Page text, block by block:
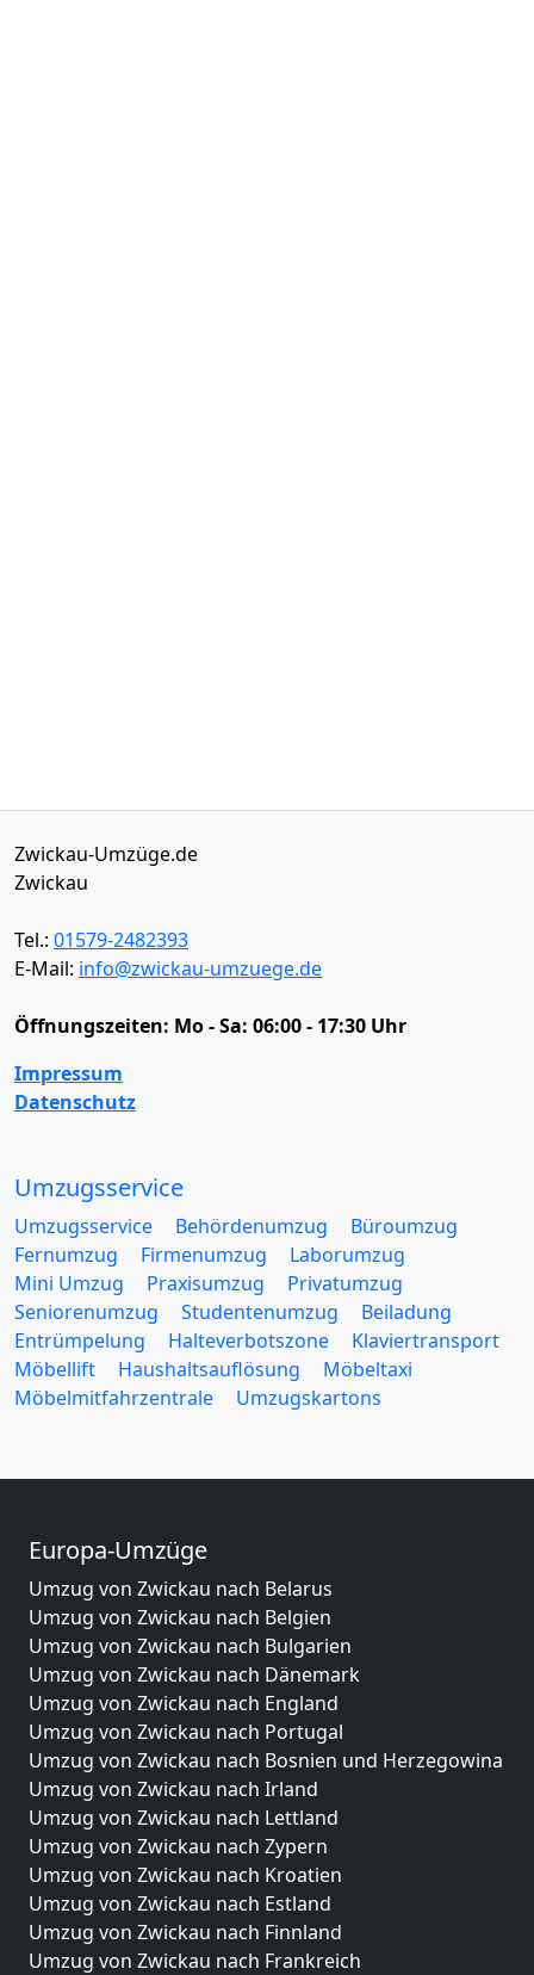
Zwickau-Umzüge.de
Zwickau
Tel.: 01579-2482393
E-Mail: info@zwickau-umzuege.de
Öffnungszeiten: Mo - Sa: 06:00 - 17:30 Uhr
Impressum
Datenschutz
Umzugsservice
Umzugsservice Behördenumzug
Büroumzug
Fernumzug
Firmenumzug
Laborumzug
Mini Umzug
Praxisumzug
Privatumzug
Seniorenumzug
Studentenumzug
Beiladung
Entrümpelung
Halteverbotszone
Klaviertransport
Möbellift
Haushaltsauflösung
Möbeltaxi
Möbelmitfahrzentrale
Umzugskartons
Europa-Umzüge
Umzug von Zwickau nach Belarus
Umzug von Zwickau nach Belgien
Umzug von Zwickau nach Bulgarien
Umzug von Zwickau nach Dänemark
Umzug von Zwickau nach England
Umzug von Zwickau nach Portugal
Umzug von Zwickau nach Bosnien und Herzegowina
Umzug von Zwickau nach Irland
Umzug von Zwickau nach Lettland
Umzug von Zwickau nach Zypern
Umzug von Zwickau nach Kroatien
Umzug von Zwickau nach Estland
Umzug von Zwickau nach Finnland
Umzug von Zwickau nach Frankreich